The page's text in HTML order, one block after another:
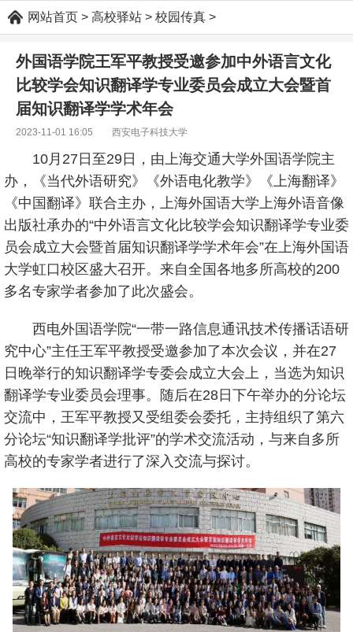
网站首页 > 高校驿站 > 校园传真 >
外国语学院王军平教授受邀参加中外语言文化
比较学会知识翻译学专业委员会成立大会暨首
届知识翻译学学术年会
2023-11-01 16:05 西安电子科技大学
10月27日至29日，由上海交通大学外国语学院主
办，《当代外语研究》《外语电化教学》《上海翻译》
《中国翻译》联合主办，上海外国语大学上海外语音像
出版社承办的“中外语言文化比较学会知识翻译学专业委
员会成立大会暨首届知识翻译学学术年会”在上海外国语
大学虹口校区盛大召开。来自全国各地多所高校的200
多名专家学者参加了此次盛会。
西电外国语学院“一带一路信息通讯技术传播话语研
究中心”主任王军平教授受邀参加了本次会议，并在27
日晚举行的知识翻译学专委会成立大会上，当选为知识
翻译学专业委员会理事。随后在28日下午举办的分论坛
交流中，王军平教授又受组委会委托，主持组织了第六
分论坛“知识翻译学批评”的学术交流活动，与来自多所
高校的专家学者进行了深入交流与探讨。